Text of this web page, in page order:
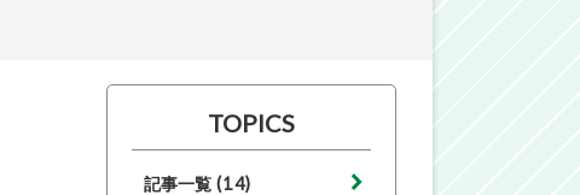
TOPICS
記事一覧 (14)